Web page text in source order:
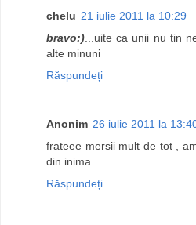
chelu 21 iulie 2011 la 10:29
bravo:)...uite ca unii nu tin
alte minuni
Răspundeți
Anonim 26 iulie 2011 la
frateee mersii mult de tot ,
din inima
Răspundeți